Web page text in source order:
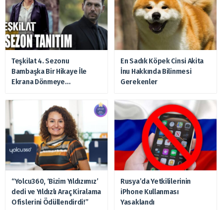
Teşkilat 4. Sezonu
Bambaşka Bir Hikaye İle
Ekrana Dönmeye
En Sadık Köpek Cinsi Akita
İnu Hakkında Bilinmesi
Gerekenler
“Yolcu360, ‘Bizim Yıldızımız’
dedi ve Yıldızlı Araç Kiralama
Ofislerini Ödüllendirdi!”
Rusya’da Yetkililerinin
iPhone Kullanması
Yasaklandı